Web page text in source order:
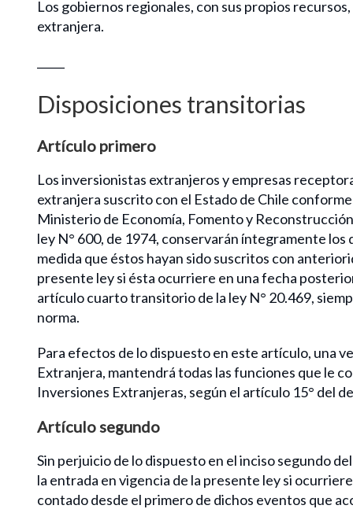
Los gobiernos regionales, con sus propios
extranjera.
Disposiciones transitorias
Artículo primero
Los inversionistas extranjeros y empresas
extranjera suscrito con el Estado de Chile
Ministerio de Economía, Fomento y
ley N° 600, de 1974, conservarán íntegramente
medida que éstos hayan sido suscritos con
presente ley si ésta ocurriere en una fecha
artículo cuarto transitorio de la ley N° 20.469,
norma.
Para efectos de lo dispuesto en este artículo, una
Extranjera, mantendrá todas las funciones que le
Inversiones Extranjeras, según el artículo 15° del
Artículo segundo
Sin perjuicio de lo dispuesto en el inciso segundo
la entrada en vigencia de la presente ley si
contado desde el primero de dichos eventos que